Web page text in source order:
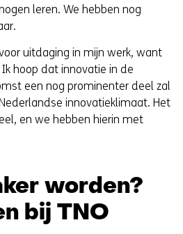
leren. We hebben nog
uitdaging in mijn werk, want
hoop dat innovatie in de
een nog prominenter deel zal
innovatieklimaat. Het
en we hebben hierin met
worden?
bij TNO